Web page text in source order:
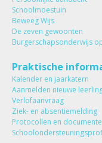
Schoolmoestuin
Beweeg Wijs
De zeven gewoonten
Burgerschapsonderwijs
Praktische
Kalender en jaarkatern
Aanmelden nieuwe
Verlofaanvraag
Ziek- en absentiemelding
Protocollen en